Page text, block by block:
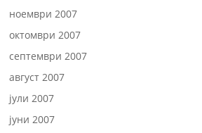
ноември 2007
октомври 2007
септември 2007
август 2007
јули 2007
јуни 2007